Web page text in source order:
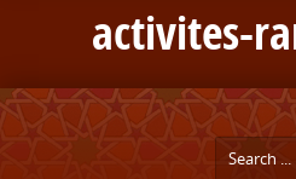
activites-